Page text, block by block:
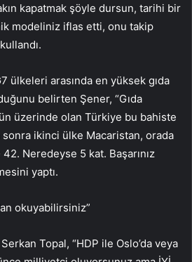
kapatmak şöyle dursun, tarihi bir
modeliniz iflas etti, onu takip
ülkeleri arasında en yüksek gıda
belirten Şener, “Gıda
üzerinde olan Türkiye bu bahiste
sonra ikinci ülke Macaristan, orada
Neredeyse 5 kat. Başarınız
yaptı.
okuyabilirsiniz”
Topal, “HDP ile Oslo’da veya